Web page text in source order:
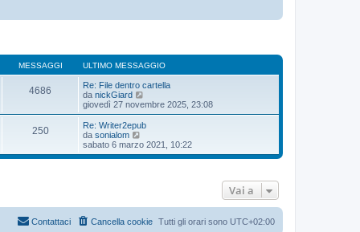
MESSAGGI ULTIMO MESSAGGIO
4686
Re: File dentro cartella
da nickGiard
e
d
i
i
s
s
giovedì 27 novembre 2025, 23:08
250
Re: Writer2epub
da sonialom
e
d
o
sabato 6 marzo 2021, 10:22
Vai a
Tutti gli orari sono UTC+02:00
Cancella cookie
Contattaci